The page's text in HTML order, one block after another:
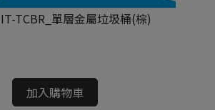
TCBR_單層金屬垃圾桶(棕)
加入購物車